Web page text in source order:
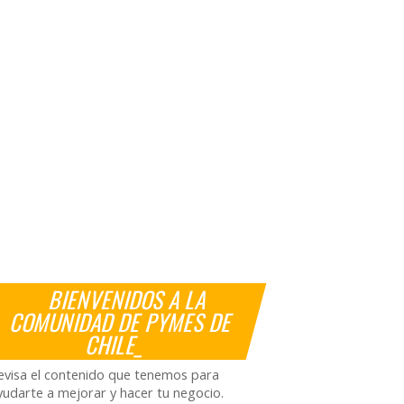
BIENVENIDOS A LA
COMUNIDAD DE PYMES DE
CHILE_
el contenido que tenemos para
a mejorar y hacer tu negocio.